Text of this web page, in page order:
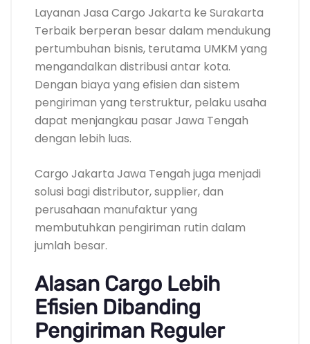
Layanan Jasa Cargo Jakarta ke Surakarta
Terbaik berperan besar dalam mendukung
pertumbuhan bisnis, terutama UMKM yang
mengandalkan distribusi antar kota.
Dengan biaya yang efisien dan sistem
pengiriman yang terstruktur, pelaku usaha
dapat menjangkau pasar Jawa Tengah
dengan lebih luas.
Cargo Jakarta Jawa Tengah juga menjadi
solusi bagi distributor, supplier, dan
perusahaan manufaktur yang
membutuhkan pengiriman rutin dalam
jumlah besar.
Alasan Cargo Lebih
Efisien Dibanding
Pengiriman Reguler